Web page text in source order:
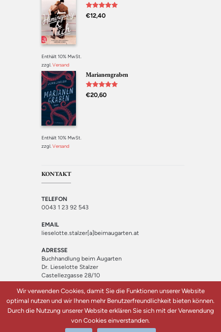
Bewertet mit
5.00von 5
€12,40
Enthält 10% MwSt.
zzgl.Versand
Marianengraben
Bewertet mit
5.00
von 5
€20,60
Enthält 10% MwSt.
zzgl.Versand
KONTAKT
TELEFON
0043 1 23 92 543
EMAIL
lieselotte.stalzer[a]beimaugarten.at
ADRESSE
Buchhandlung beim Augarten
Dr. Lieselotte Stalzer
Castellezgasse 28/10
Buchhandlung beim Augarten © 2018 | Design: Quantenfrosch
Wir verwenden Cookies, damit Sie die Funktionen unserer Website
optimal nutzen und wir Ihnen mehr Benutzerfreundlichkeit bieten können.
Durch die Nutzung unserer Website erklären Sie sich mit der Verwendung
von Cookies einverstanden.